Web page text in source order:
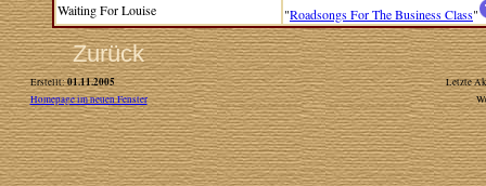
Waiting For Louise "Roadsongs For The Business Class"
Zurück
Erstellt:01.11.2005
Letzte
Homepage im neuen Fenster